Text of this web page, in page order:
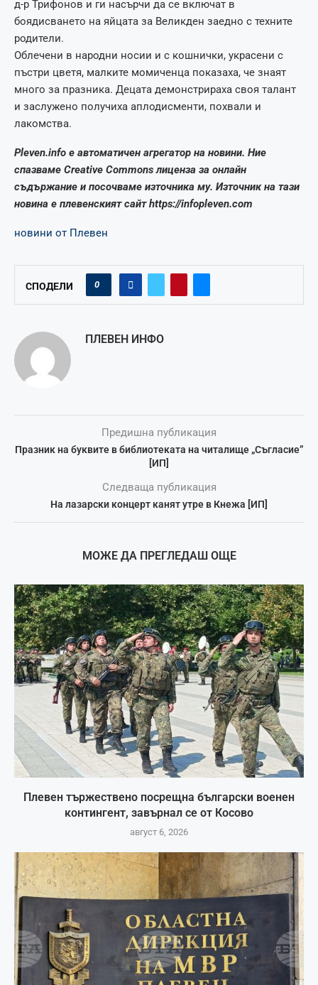
д-р Трифонов и ги насърчи да се включат в
боядисването на яйцата за Великден заедно с техните
родители.
Облечени в народни носии и с кошнички, украсени с
пъстри цветя, малките момиченца показаха, че знаят
много за празника. Децата демонстрираха своя талант
и заслужено получиха аплодисменти, похвали и
лакомства.
Pleven.info е автоматичен агрегатор на новини. Ние
спазваме Creative Commons лиценза за онлайн
съдържание и посочваме източника му. Източник на тази
новина е плевенският сайт https://infopleven.com
новини от Плевен
СПОДЕЛИ 0
ПЛЕВЕН ИНФО
Предишна публикация
Празник на буквите в библиотеката на читалище „Съгласие”
[ИП]
Следваща публикация
На лазарски концерт канят утре в Кнежа [ИП]
МОЖЕ ДА ПРЕГЛЕДАШ ОЩЕ
Плевен тържествено посрещна български военен
контингент, завърнал се от Косово
август 6, 2026